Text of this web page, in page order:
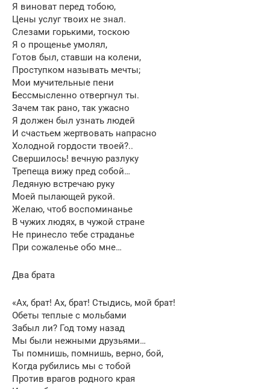
Я виноват перед тобою,
Цены услуг твоих не знал.
Слезами горькими, тоскою
Я о прощенье умолял,
Готов был, ставши на колени,
Проступком называть мечты;
Мои мучительные пени
Бессмысленно отвергнул ты.
Зачем так рано, так ужасно
Я должен был узнать людей
И счастьем жертвовать напрасно
Холодной гордости твоей?..
Свершилось! вечную разлуку
Трепеща вижу пред собой…
Ледяную встречаю руку
Моей пылающей рукой.
Желаю, чтоб воспоминанье
В чужих людях, в чужой стране
Не принесло тебе страданье
При сожаленье обо мне…
Два брата
«Ах, брат! Ах, брат! Стыдись, мой брат!
Обеты теплые с мольбами
Забыл ли? Год тому назад
Мы были нежными друзьями…
Ты помнишь, помнишь, верно, бой,
Когда рубились мы с тобой
Против врагов родного края